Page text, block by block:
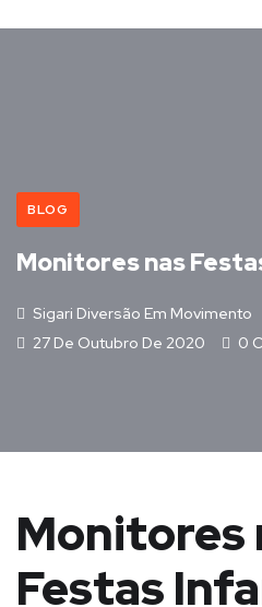
BLOG
Monitores nas
Sigari Diversão Em Movimento
27 De Outubro De 2020
0
Monitores
Festas